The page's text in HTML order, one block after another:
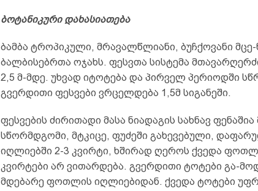
ბოტანიკური დახასიათება
ბამბა ტროპიკული, მრავალწლიანი, ბუჩქოვანი მცე-
ბალბისებრთა ოჯახს. ფესვთა სისტემა
2,5 მ-მდე. უხვად იტოტება და პირველ პერიოდში
გვერდითი ფესვები ვრცელდება 1,5მ სიგანეში.
ფესვების ძირითადი მასა ნიადაგის სახნავ
სწორმდგომი, მტკიცე, ფუძეში გახევებული,
იღლიებში 2-3 კვირტი, ხშირად ღეროს ქვედა
კვირტები არ ვითარდება. გვერდითი ტოტები გა-
მდებარე ფოთლის იღლიებიდან. ქვედა ტოტები